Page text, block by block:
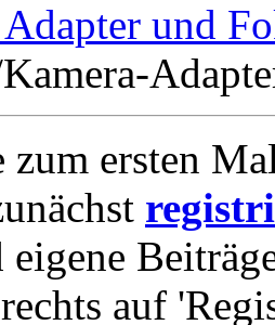
und
zum ersten
eigene
auf